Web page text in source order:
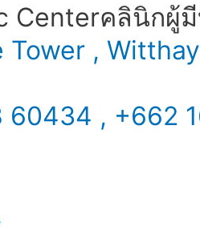
Center​ คลินิกผู้
,
60434 , +662